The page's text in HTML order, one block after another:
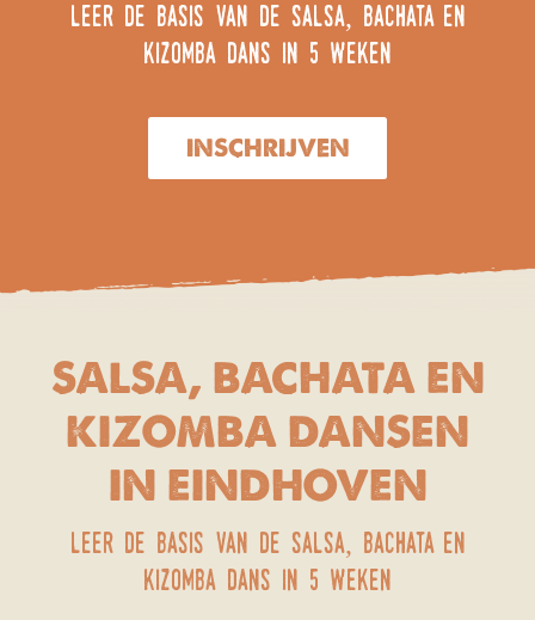
leer de basis van de salsa, bachata en
kizomba dans in 5 weken
INSCHRIJVEN
SALSA, BACHATA EN
KIZOMBA DANSEN
IN EINDHOVEN
leer de basis van de salsa, bachata en
kizomba dans in 5 weken